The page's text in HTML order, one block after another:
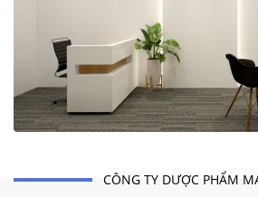
CÔNG TY DƯỢC PHẨM
WEBSITE: http://